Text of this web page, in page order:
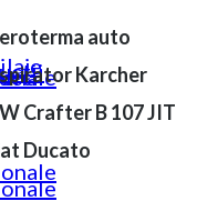
auto
Karcher
Crafter B 107 JIT
Ducato